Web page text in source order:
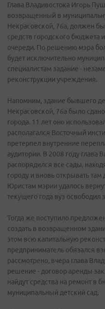
Глава Владивостока Игорь
возвращенный в
Некрасовской, 76а, должен
средств городского бюджета
очереди. По решению мэра
будет исключительно
специалистам задание -
реконструкции учреждения.
Напомним, здание бывшего
Некрасовской, 76а было
города. 11 лет оно
располагался Восточный
претерпел внутренние
аудитории. В 2008 году глава
распорядился все сады,
городу и вновь открывать
Юристам мэрии удалось
текущего года вуз освободил
Тогда же поступило
создать в возвращенном
этом всю капитальную
предприниматель обязался
рассмотрено, вчера глава
решение - договор аренды
найдут средства на ремонт в
муниципальный детский сад.